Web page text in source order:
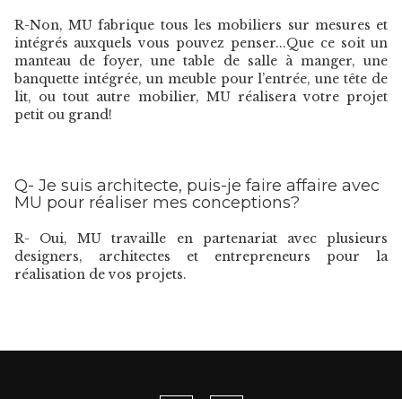
R-Non, MU fabrique tous les mobiliers sur mesures et
intégrés auxquels vous pouvez penser...Que ce soit un
manteau de foyer, une table de salle à manger, une
banquette intégrée, un meuble pour l’entrée, une tête de
lit, ou tout autre mobilier, MU réalisera votre projet
petit ou grand!
Q- Je suis architecte, puis-je faire affaire avec
MU pour réaliser mes conceptions?
R- Oui, MU travaille en partenariat avec plusieurs
designers, architectes et entrepreneurs pour la
réalisation de vos projets.